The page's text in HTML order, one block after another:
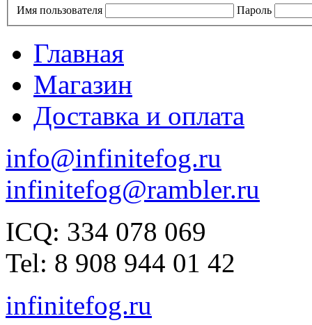
Имя пользователя
Пароль
Главная
Магазин
Доставка и оплата
info@infinitefog.ru
infinitefog@rambler.ru
ICQ: 334 078 069
Tel: 8 908 944 01 42
infinitefog.ru